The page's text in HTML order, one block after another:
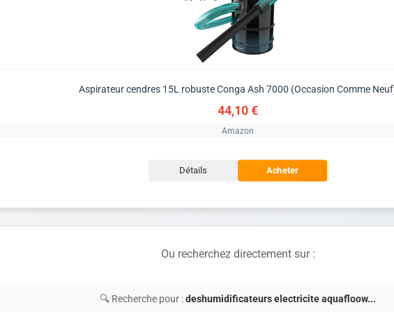
Aspirateur cendres 15L robuste Conga Ash 7000 (Occasion Comme
44,10 €
Amazon
Détails Acheter
Ou recherchez directement sur :
🔍 Recherche pour :deshumidificateurs electricite aquafloow...